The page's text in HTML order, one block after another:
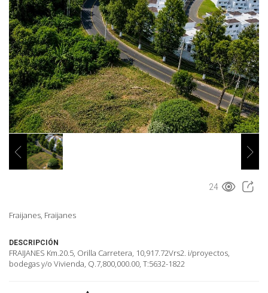
24
Fraijanes, Fraijanes
DESCRIPCIÓN
FRAIJANES Km.20.5, Orilla Carretera, 10,917.72Vrs2. i/proyectos,
bodegas y/o Vivienda, Q.7,800,000.00, T:5632-1822